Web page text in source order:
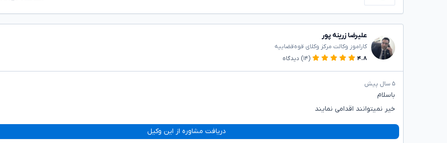
علیرضا زرینه پور
کاراموز وکالت مرکز وکلای قوه‌قضاییه
۴.۸
(۱۴) دیدگاه
۵ سال پیش
باسلام
خیر نمیتوانند اقدامی نمایند
دریافت مشاوره از این وکیل